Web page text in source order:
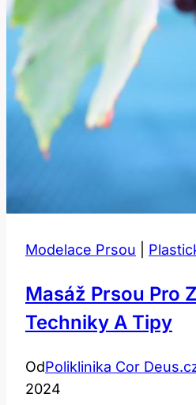
Modelace Prsou
Masáž Prsou Pro
Techniky A Tipy
OdPoliklinika Cor
2024